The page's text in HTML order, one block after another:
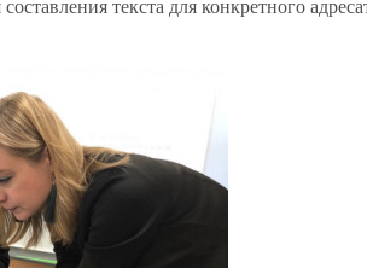
текста для конкретного